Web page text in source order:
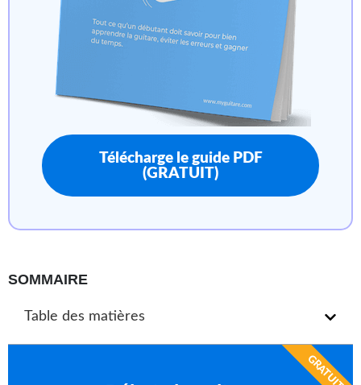
Télécharge le guide PDF
(GRATUIT)
SOMMAIRE
Table des matières
GRATUIT